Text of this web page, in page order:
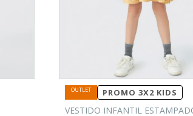
PROMO 3X2 KIDS
VESTIDO INFANTIL